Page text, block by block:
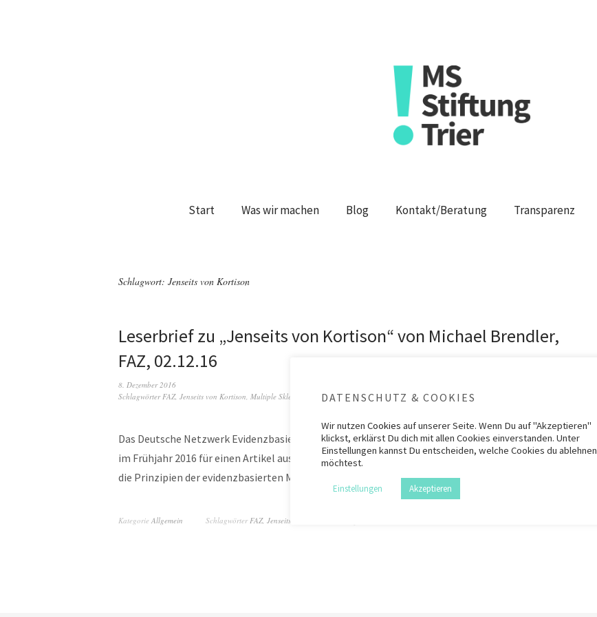
Start Was wir machen Blog Kontakt/Beratung Transparenz
Schlagwort: Jenseits von Kortison
Leserbrief zu „Jenseits von Kortison“ von Michael Brendler,
FAZ, 02.12.16
8. Dezember 2016
SchlagwörterFAZ, Jenseits von Kortison, Multiple Sklerose
Das Deutsche Netzwerk Evidenzbasierte Medizin e.V. (EBM-Netzwerk) hat Herrn Brendler noch
im Frühjahr 2016 für einen Artikel ausgezeichnet, der „in herausragender Weise zeig[e], wie sich
die Prinzipien der evidenzbasierten Medizin…
Kategorie Allgemein SchlagwörterFAZ, Jenseits von Kortison
DATENSCHUTZ & COOKIES
Wir nutzen Cookies auf unserer Seite. Wenn Du auf "Akzeptieren"
klickst, erklärst Du dich mit allen Cookies einverstanden. Unter
Einstellungen kannst Du entscheiden, welche Cookies du ablehnen
möchtest.
Einstellungen Akzeptieren